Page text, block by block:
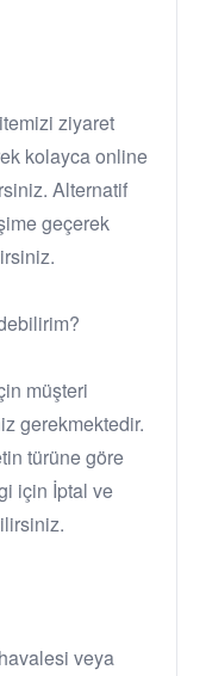
ziyaret
kolayca online
Alternatif
geçerek
müşteri
gerekmektedir.
türüne göre
için İptal ve
veya